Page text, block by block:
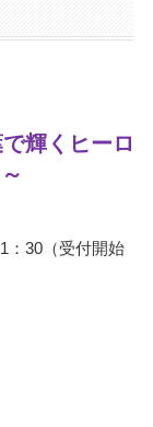
輝くヒーロ
：30（受付開始